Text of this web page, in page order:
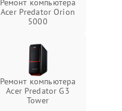
Ремонт компьютера
Acer Predator Orion
5000
Ремонт компьютера
Acer Predator G3
Tower